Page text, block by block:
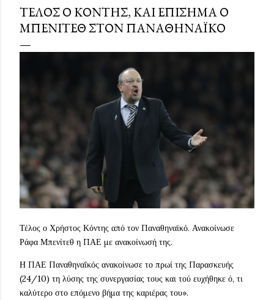
ΤΈΛΟΣ Ο ΚΌΝΤΗΣ, ΚΑΙ ΕΠΊΣΗΜΑ Ο
ΜΠΕΝΊΤΕΘ ΣΤΟΝ ΠΑΝΑΘΗΝΑΪΚΌ
Τέλος ο Χρήστος Κόντης από τον Παναθηναϊκό. Ανακοίνωσε
Ράφα Μπενίτεθ η ΠΑΕ με ανακοίνωσή της.
Η ΠΑΕ Παναθηναΐκός ανακοίνωσε το πρωί της Παρασκευής
(24/10) τη λύσης της συνεργασίας τους και τού ευχήθηκε ό, τι
καλύτερο στο επόμενο βήμα της καριέρας του».